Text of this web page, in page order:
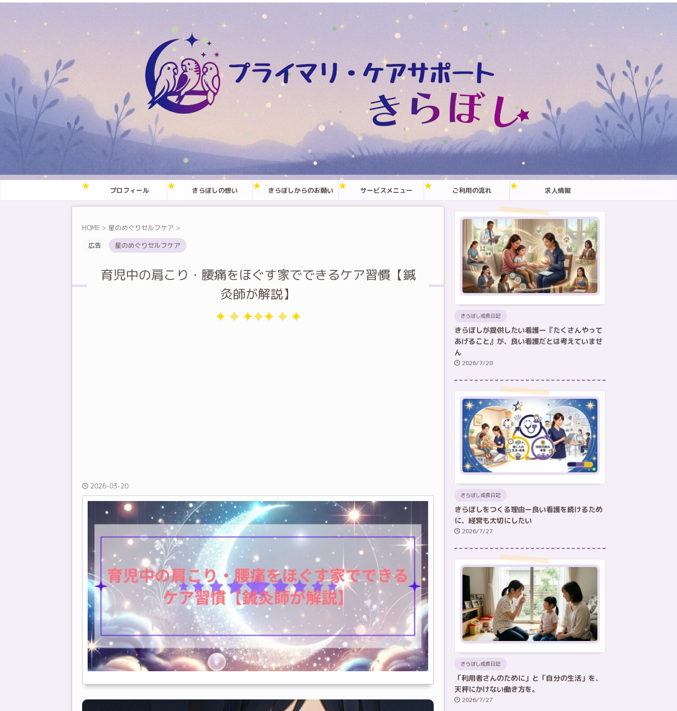
プロフィール きらぼしの想い きらぼしからのお願い サービスメニュー ご利用の流れ 求人情報
HOME > 星のめぐりセルフケア >
広告
星のめぐりセルフケア
育児中の肩こり・腰痛をほぐす家でできるケア習慣【鍼
灸師が解説】
2026-03-20
きらぼし成長日記
きらぼしが提供したい看護ー『たくさんやって
あげること』が、良い看護だとは考えていませ
ん
2026/7/28
きらぼし成長日記
きらぼしをつくる理由ー良い看護を続けるため
に、経営も大切にしたい
2026/7/27
きらぼし成長日記
「利用者さんのために」と「自分の生活」を、
天秤にかけない働き方を。
2026/7/27